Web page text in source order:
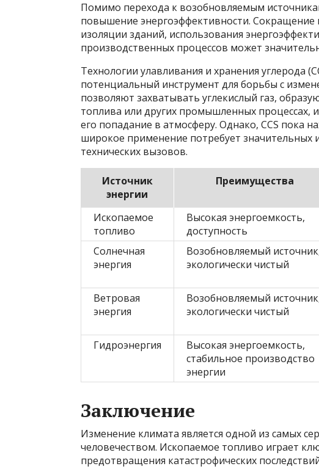
Помимо перехода к возобновляемым
повышение энергоэффективности. Сокращение
изоляции зданий, использования
производственных процессов может
Технологии улавливания и хранения углерода
потенциальный инструмент для борьбы с
позволяют захватывать углекислый газ,
топлива или других промышленных процессах,
его попадание в атмосферу. Однако, CCS пока
широкое применение потребует значительных
технических вызовов.
Источник
энергии
Преимущества
Ископаемое
топливо
Высокая энергоемкость,
доступность
Солнечная
энергия
Возобновляемый
экологически чистый
Ветровая
энергия
Возобновляемый
экологически чистый
Гидроэнергия
Высокая энергоемкость,
стабильное производство
энергии
Заключение
Изменение климата является одной из самых
человечеством. Ископаемое топливо играет
предотвращения катастрофических